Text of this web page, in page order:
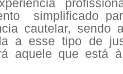
simplificado
cautelar, sendo
a esse tipo de
aquele que está